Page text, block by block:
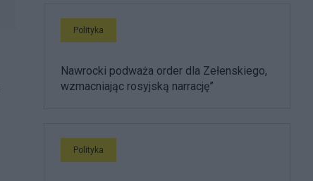
Polityka
Nawrocki podważa order dla Zełenskiego,
wzmacniając rosyjską narrację”
Polityka